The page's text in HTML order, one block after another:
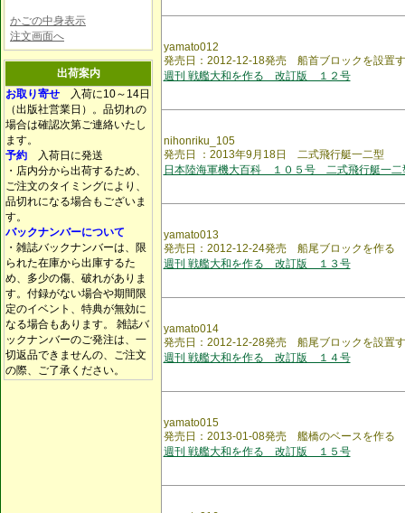
かごの中身表示
注文画面へ
出荷案内
お取り寄せ 入荷に10～14日
（出版社営業日）。品切れの
場合は確認次第ご連絡いたし
ます。
予約 入荷日に発送
・店内分から出荷するため、
ご注文のタイミングにより、
品切れになる場合もございま
す。
バックナンバーについて
・雑誌バックナンバーは、限
られた在庫から出庫するた
め、多少の傷、破れがありま
す。付録がない場合や期間限
定のイベント、特典が無効に
なる場合もあります。 雑誌バ
ックナンバーのご発注は、一
切返品できませんの、ご注文
の際、ご了承ください。
yamato012
発売日：2012-12-18発売 船首ブロックを設置
週刊 戦艦大和を作る 改訂版 １２号
nihonriku_105
発売日 ：2013年9月18日 二式飛行艇一二型
日本陸海軍機大百科 １０５号 二式飛行艇一二
yamato013
発売日：2012-12-24発売 船尾ブロックを作る
週刊 戦艦大和を作る 改訂版 １３号
yamato014
発売日：2012-12-28発売 船尾ブロックを設置
週刊 戦艦大和を作る 改訂版 １４号
yamato015
発売日：2013-01-08発売 艦橋のベースを作る
週刊 戦艦大和を作る 改訂版 １５号